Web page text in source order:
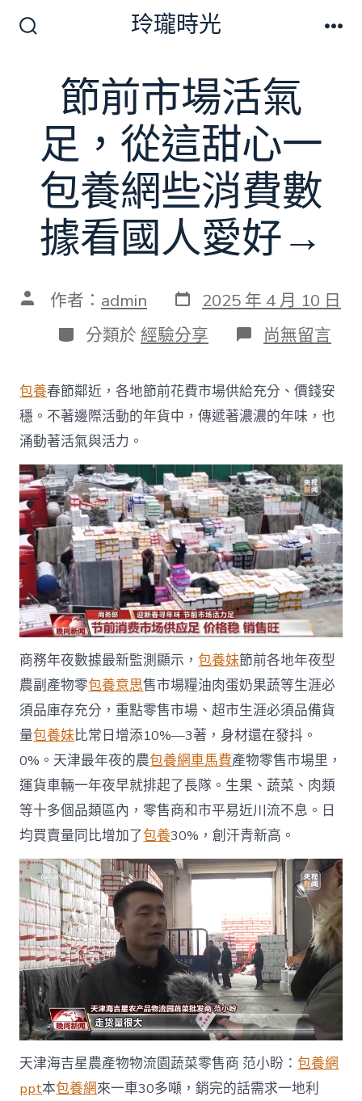
玲瓏時光
節前市場活氣
足，從這甜心一
包養網些消費數
據看國人愛好→
文 作者： admin 發
表
日
期
2025 年 4 月 10 日
分
類
分類於 經驗分享 在
〈節
市
場
活
從
這
甜
心
一
包
養
網
些
消
費
數
據
看
國
人
愛
好
→〉
中
尚無留言
包養春節鄰近，各地節前花費市場供給充分、價錢安
穩。不著邊際活動的年貨中，傳遞著濃濃的年味，也
涌動著活氣與活力。
商務年夜數據最新監測顯示，包養妹節前各地年夜型
農副產物零包養意思售市場糧油肉蛋奶果蔬等生涯必
須品庫存充分，重點零售市場、超市生涯必須品備貨
量包養妹比常日增添10%—3著，身材還在發抖。
0%。天津最年夜的農包養網車馬費產物零售市場里，
運貨車輛一年夜早就排起了長隊。生果、蔬菜、肉類
等十多個品類區內，零售商和市平易近川流不息。日
均買賣量同比增加了包養30%，創汗青新高。
天津海吉星農產物物流園蔬菜零售商 范小盼：包養網
ppt本包養網來一車30多噸，銷完的話需求一地利